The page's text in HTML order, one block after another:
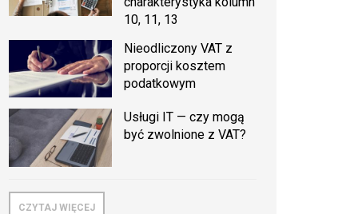
10, 11, 13
Nieodliczony VAT z
proporcji kosztem
podatkowym
Usługi IT — czy mogą
być zwolnione z VAT?
CZYTAJ WIĘCEJ